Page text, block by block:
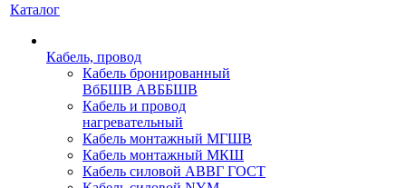
Каталог
Кабель, провод
Кабель бронированный
ВбБШВ АВББШВ
Кабель и провод
нагревательный
Кабель монтажный МГШВ
Кабель монтажный МКШ
Кабель силовой АВВГ ГОСТ